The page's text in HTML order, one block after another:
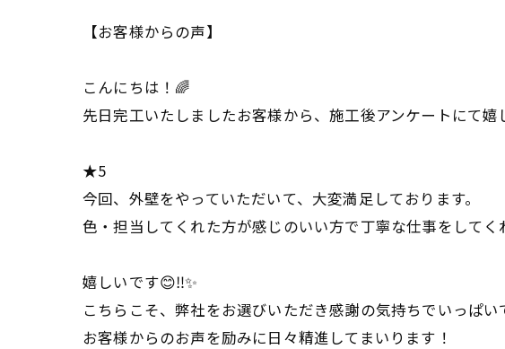
【お客様からの声】
こんにちは！🌈
先日完工いたしましたお客様から、施工後アンケートにて
★5
今回、外壁をやっていただいて、大変満足しております。
色・担当してくれた方が感じのいい方で丁寧な仕事をしてく
嬉しいです😊‼️✨
こちらこそ、弊社をお選びいただき感謝の気持ちでいっぱ
お客様からのお声を励みに日々精進してまいります！